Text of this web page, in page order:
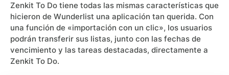
Zenkit To Do tiene todas las mismas características que
hicieron de Wunderlist una aplicación tan querida. Con
una función de «importación con un clic», los usuarios
podrán transferir sus listas, junto con las fechas de
vencimiento y las tareas destacadas, directamente a
Zenkit To Do.